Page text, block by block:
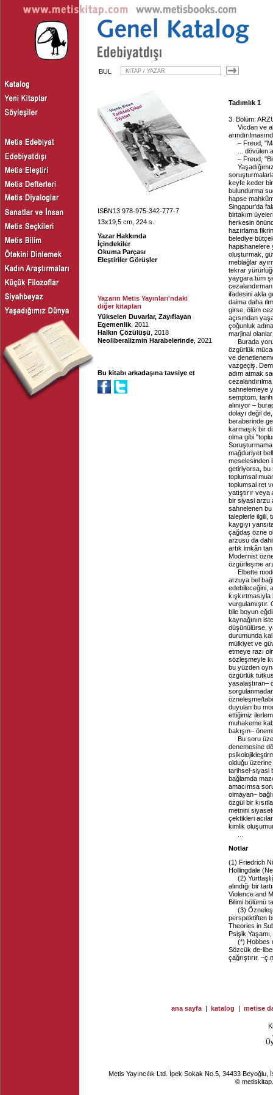
BUL
ISBN13 978-975-342-777-7
13x19,5 cm, 224 s.
Yazar Hakkında
İçindekiler
Okuma Parçası
Eleştiriler Görüşler
Yazarın Metis Yayınları'ndaki
diğer kitapları
Yükselen Duvarlar, Zayıflayan
Egemenlik , 2011
Halkın Çözülüşü , 2018
Neoliberalizmin Harabelerinde , 2021
Bu kitabı arkadaşına tavsiye et
Tadımlık 1
3. Bölüm:
Vicdan ve
– Freud,
... dövülen
– Freud,
keyfe keder bir
bulundurma
hapse
Singapur'da
birtakım
herkesin
hazırlama
belediye
hapishanelere
oluşturmak,
meblağlar
tekrar
yaygara tüm
ifadesini akla
daima daha
girse, ölüm
açısından
çoğunluk
marjinal
Burada
özgürlük
ve
vazgeçiş.
adım atmak
sahnelemeye
semptom,
alınıyor –
dolayı değil
beraberinde
karmaşık bir
olma gibi
mağduriyet
meselesinden
getiriyorsa, bu
toplumsal
toplumsal ret
yatıştırır
bir siyasi arzu
sahnelenen bu
taleplerle ilgili,
kaygıyı
çağdaş özne
arzusu da
artık imkân
Modernist
özgürleşme
Elbette
arzuya bel
edebileceğini,
vurgulamıştır.
bile boyun
kaynağının
düşünülürse,
durumunda
mülkiyet ve
etmeye razı
sözleşmeyle
bu yüzden
özgürlük
yasalaştıran–
özneleşme/
duyulan bu
ettiğimiz
muhakeme
bakışın–
Bu soru
denemesine
olduğu
tarihsel-siyasi
bağlamda
amacımsa
olmayan–
özgül bir
metnini
çektikleri
kimlik
Notlar
(1) Friedrich
Hollingdale
(2)
alındığı bir
Violence and
Bilimi bölümü
(3)
perspektiften
Theories in
Psişik
(*) Hobbes
Sözcük de-
çağrıştırır.
ana sayfa | katalog | metise
Metis Yayıncılık Ltd. İpek Sokak No.5, 34433
©